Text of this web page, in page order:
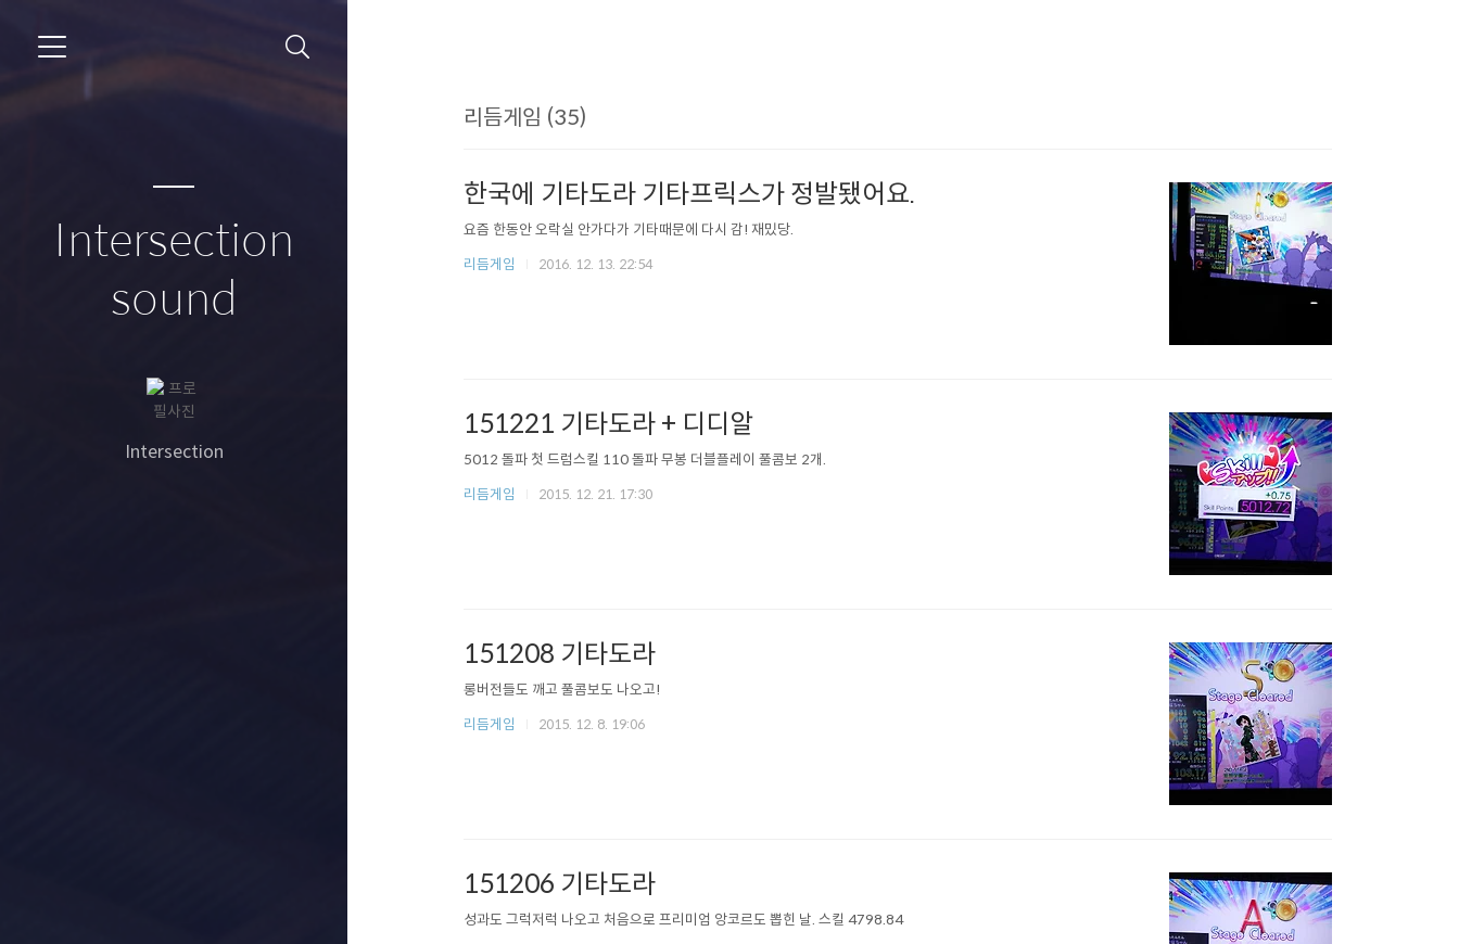
Intersection
sound
Intersection
리듬게임 (35)
한국에 기타도라 기타프릭스가 정발됐어요.
요즘 한동안 오락실 안가다가 기타때문에 다시 감! 재밌당.
리듬게임
2016. 12. 13. 22:54
151221 기타도라 + 디디알
5012 돌파 첫 드럼스킬 110 돌파 무봉 더블플레이 풀콤보 2개.
리듬게임
2015. 12. 21. 17:30
151208 기타도라
롱버전들도 깨고 풀콤보도 나오고!
리듬게임
2015. 12. 8. 19:06
151206 기타도라
성과도 그럭저럭 나오고 처음으로 프리미엄 앙코르도 뽑힌 날. 스킬 4798.84